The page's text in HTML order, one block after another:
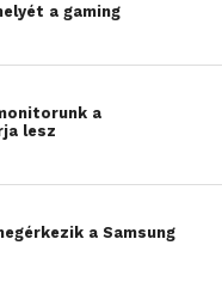
a gaming
a
lesz
a Samsung